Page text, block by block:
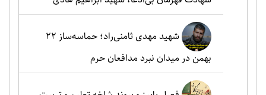
شهید مهدی ثامنی‌راد؛ حماسه‌ساز ۲۲
بهمن در میدان نبرد مدافعان حرم